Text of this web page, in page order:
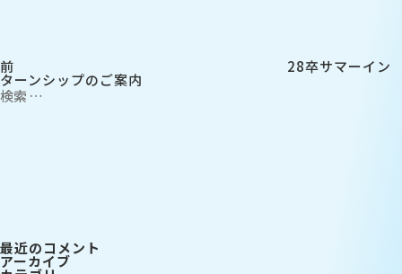
前 28卒サマーイン
ターンシップのご案内
検
索:
最近のコメント
アーカイブ